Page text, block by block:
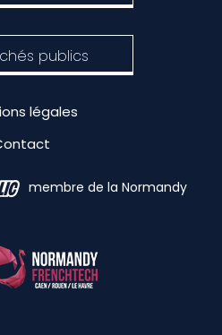
publics
légales
membre de la Normandy